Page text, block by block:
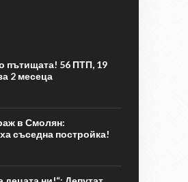
пътищата! 56 ПТП, 19
2 месеца
в Смолян:
съседна постройка!